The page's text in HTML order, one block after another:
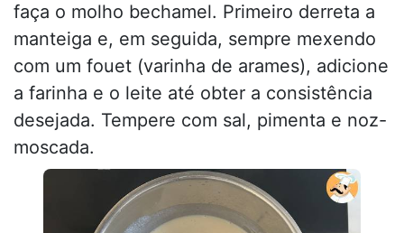
faça o molho bechamel. Primeiro derreta a
manteiga e, em seguida, sempre mexendo
com um fouet (varinha de arames), adicione
a farinha e o leite até obter a consistência
desejada. Tempere com sal, pimenta e noz-
moscada.